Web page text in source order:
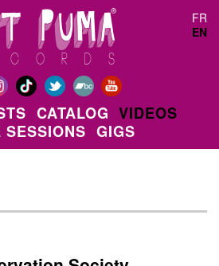
FR
EN
CATALOG VIDEOS
SESSIONS GIGS